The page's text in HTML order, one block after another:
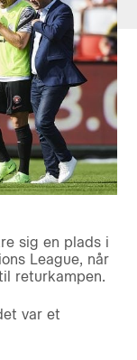
sig en plads i
League, når
returkampen.
var et